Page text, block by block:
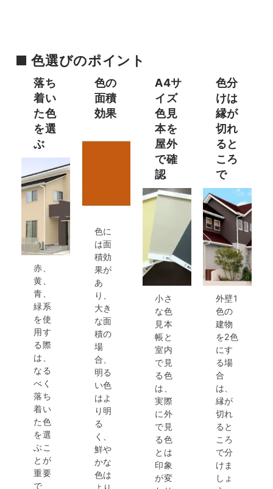
■ 色選びのポイント
落ち
着い
た色
を選
ぶ
赤、
黄、
青、
緑系
を使
用す
る際
は、
なる
べく
落ち
着い
た色
を選
ぶこ
とが
重要
で
色の
面積
効果
色に
は面
積効
果が
あ
り、
大き
な面
積の
場
合、
明る
い色
はよ
り明
る
く、
鮮や
かな
色は
A4サ
イズ
色見
本を
屋外
で確
認​
小さ
な色
見本
帳と
室内
で見
る色
は、
実際
に外
で見
る色
とは
印象
が変
色分
けは
縁が
切れ
ると
ころ
で​
外壁1
色の
建物
を2色
にす
る場
合
は、
縁が
切れ
ると
ころ
で分
けま
しょ